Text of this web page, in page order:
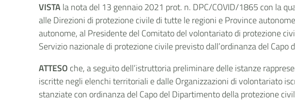
VISTAla nota del 13 gennaio 2021 prot. n. DPC/COVID/1865 con la
alle Direzioni di protezione civile di tutte le regioni e Province
autonome, al Presidente del Comitato del volontariato di protezione
Servizio nazionale di protezione civile previsto dall’ordinanza del
ATTESO che, a seguito dell’istruttoria preliminare delle istanze
iscritte negli elenchi territoriali e dalle Organizzazioni di volontariato
stanziate con ordinanza del Capo del Dipartimento della protezione